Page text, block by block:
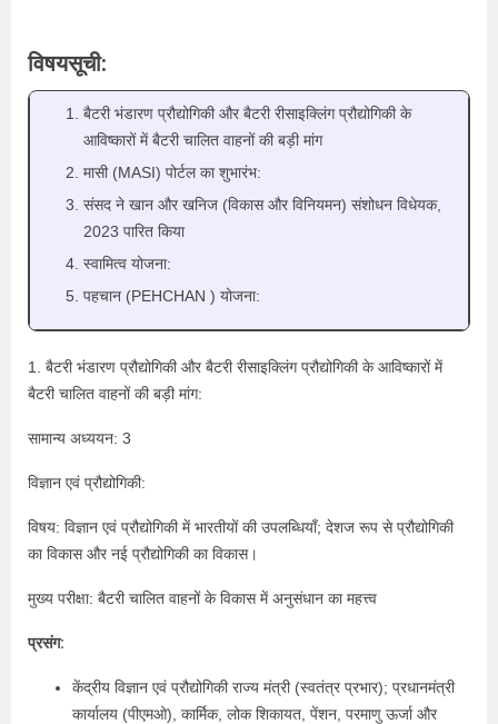
विषयसूची:
बैटरी भंडारण प्रौद्योगिकी और बैटरी रीसाइक्लिंग प्रौद्योगिकी के
आविष्कारों में बैटरी चालित वाहनों की बड़ी मांग
मासी (MASI) पोर्टल का शुभारंभ:
संसद ने खान और खनिज (विकास और विनियमन) संशोधन विधेयक,
2023 पारित किया
स्वामित्व योजना:
पहचान (PEHCHAN ) योजना:
1. बैटरी भंडारण प्रौद्योगिकी और बैटरी रीसाइक्लिंग प्रौद्योगिकी के आविष्कारों में
बैटरी चालित वाहनों की बड़ी मांग:
सामान्य अध्ययन: 3
विज्ञान एवं प्रौद्योगिकी:
विषय: विज्ञान एवं प्रौद्योगिकी में भारतीयों की उपलब्धियाँ; देशज रूप से प्रौद्योगिकी
का विकास और नई प्रौद्योगिकी का विकास।
मुख्य परीक्षा: बैटरी चालित वाहनों के विकास में अनुसंधान का महत्त्व
प्रसंग:
केंद्रीय विज्ञान एवं प्रौद्योगिकी राज्य मंत्री (स्वतंत्र प्रभार); प्रधानमंत्री
कार्यालय (पीएमओ), कार्मिक, लोक शिकायत, पेंशन, परमाणु ऊर्जा और